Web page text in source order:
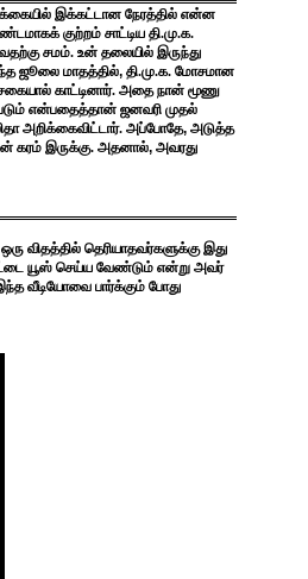
இக்கட்டான நேரத்தில் என்ன
குற்றம் சாட்டிய தி.மு.க.
சமம். உன் தலையில் இருந்து
ஜூலை மாதத்தில், தி.மு.க. மோசமான
காட்டினார். அதை நான் மூணு
என்பதைத்தான் ஜனவரி முதல்
அறிக்கைவிட்டார். அப்போதே, அடுத்த
கரம் இருக்கு. அதனால், அவரது
விதத்தில் தெரியாதவர்களுக்கு இது
யூஸ் செய்ய வேண்டும் என்று அவர்
வீடியோவை பார்க்கும் போது